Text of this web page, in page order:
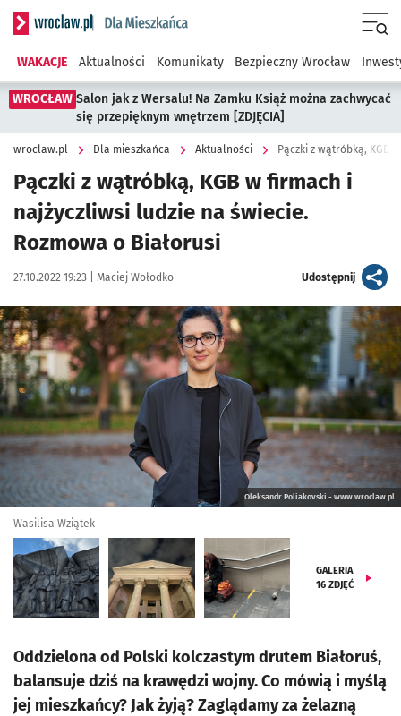
Serwis informacyjny wroclaw.pl podserwis: Dla mieszkańca
WAKACJE Aktualności Komunikaty Bezpieczny Wrocław
WROCŁAW Salon jak z Wersalu! Na Zamku Książ można zachwycać
się przepięknym wnętrzem [ZDJĘCIA]
wroclaw.pl Dla mieszkańca Aktualności
Pączki z wątróbką, KGB w firmach i
najżyczliwsi ludzie na świecie.
Rozmowa o Białorusi
Data publikacji:
27.10.2022 19:23 | Autor:
Maciej Wołodko Udostępnijartykuł
Kliknij, aby zobaczyć galerię
Oleksandr Poliakovski - www.wroclaw.pl
Wasilisa Wziątek
GALERIA
16 ZDJĘĆ
Oddzielona od Polski kolczastym drutem Białoruś,
balansuje dziś na krawędzi wojny. Co mówią i myślą
jej mieszkańcy? Jak żyją? Zaglądamy za żelazną